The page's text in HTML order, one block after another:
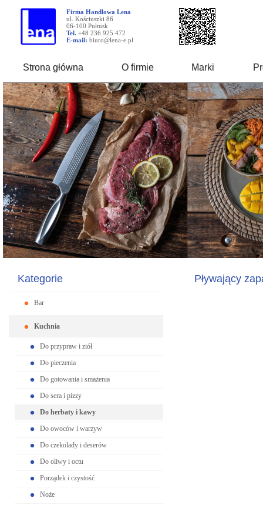
Firma Handlowa Lena
ul. Kościuszki 86
06-100 Pułtusk
Tel. +48 236 925 472
E-mail: biuro@lena-e.pl
Strona główna O firmie Marki
Kategorie
Bar
Kuchnia
Do przypraw i ziół
Do pieczenia
Do gotowania i smażenia
Do sera i pizzy
Do herbaty i kawy
Do owoców i warzyw
Do czekolady i deserów
Do oliwy i octu
Porządek i czystość
Noże
Pływający